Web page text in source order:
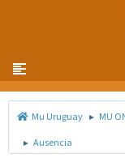
Toggle navigation
Mu Uruguay ► MU
► Ausencia